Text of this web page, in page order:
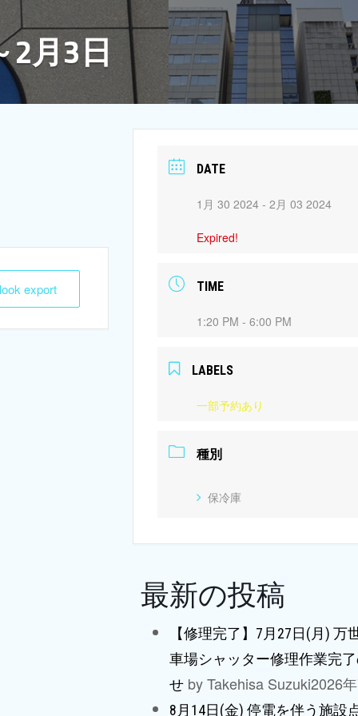
月3日
export
DATE
1月 30 2024 - 2月 03 2024
Expired!
TIME
1:20 PM - 6:00 PM
LABELS
一部予約あり
種別
保冷庫
最新の投稿
【修理完了】7月27日(月) 万
車場シャッター修理作業完
せ by Takehisa Suzuki2026
8月14日(金) 停電を伴う施設